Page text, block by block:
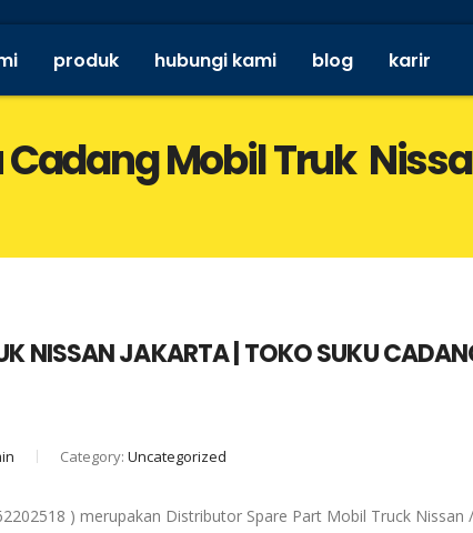
produk hubungi kami blog karir
Cadang Mobil Truk
NISSAN JAKARTA | TOKO SUKU
Category: Uncategorized
) merupakan Distributor Spare Part Mobil Truck Nissan